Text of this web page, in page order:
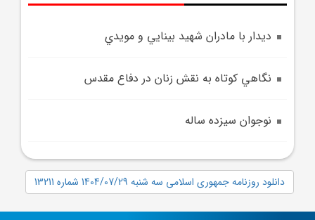
ديدار با مادران شهيد بينايي و مويدي
نگاهي کوتاه به نقش زنان در دفاع مقدس
نوجوان سيزده ساله
دانلود روزنامه جمهوری اسلامی سه شنبه 1404/07/29 شماره 13211